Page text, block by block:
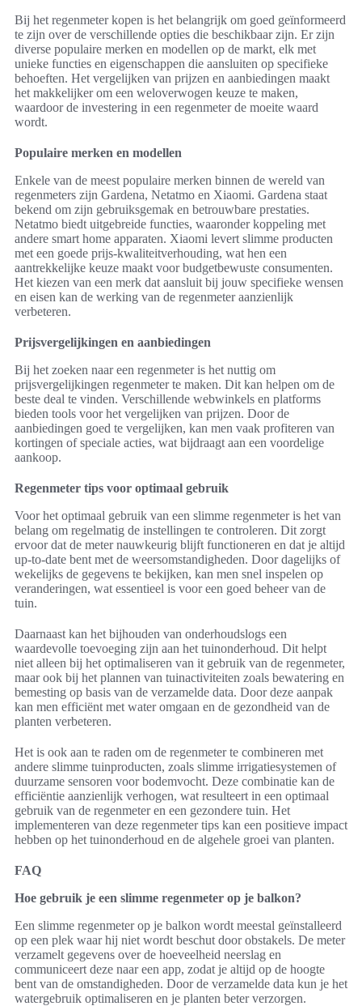
Bij het regenmeter kopen is het belangrijk om goed geïnformeerd
te zijn over de verschillende opties die beschikbaar zijn. Er zijn
diverse populaire merken en modellen op de markt, elk met
unieke functies en eigenschappen die aansluiten op specifieke
behoeften. Het vergelijken van prijzen en aanbiedingen maakt
het makkelijker om een weloverwogen keuze te maken,
waardoor de investering in een regenmeter de moeite waard
wordt.
Populaire merken en modellen
Enkele van de meest populaire merken binnen de wereld van
regenmeters zijn Gardena, Netatmo en Xiaomi. Gardena staat
bekend om zijn gebruiksgemak en betrouwbare prestaties.
Netatmo biedt uitgebreide functies, waaronder koppeling met
andere smart home apparaten. Xiaomi levert slimme producten
met een goede prijs-kwaliteitverhouding, wat hen een
aantrekkelijke keuze maakt voor budgetbewuste consumenten.
Het kiezen van een merk dat aansluit bij jouw specifieke wensen
en eisen kan de werking van de regenmeter aanzienlijk
verbeteren.
Prijsvergelijkingen en aanbiedingen
Bij het zoeken naar een regenmeter is het nuttig om
prijsvergelijkingen regenmeter te maken. Dit kan helpen om de
beste deal te vinden. Verschillende webwinkels en platforms
bieden tools voor het vergelijken van prijzen. Door de
aanbiedingen goed te vergelijken, kan men vaak profiteren van
kortingen of speciale acties, wat bijdraagt aan een voordelige
aankoop.
Regenmeter tips voor optimaal gebruik
Voor het optimaal gebruik van een slimme regenmeter is het van
belang om regelmatig de instellingen te controleren. Dit zorgt
ervoor dat de meter nauwkeurig blijft functioneren en dat je altijd
up-to-date bent met de weersomstandigheden. Door dagelijks of
wekelijks de gegevens te bekijken, kan men snel inspelen op
veranderingen, wat essentieel is voor een goed beheer van de
tuin.
Daarnaast kan het bijhouden van onderhoudslogs een
waardevolle toevoeging zijn aan het tuinonderhoud. Dit helpt
niet alleen bij het optimaliseren van it gebruik van de regenmeter,
maar ook bij het plannen van tuinactiviteiten zoals bewatering en
bemesting op basis van de verzamelde data. Door deze aanpak
kan men efficiënt met water omgaan en de gezondheid van de
planten verbeteren.
Het is ook aan te raden om de regenmeter te combineren met
andere slimme tuinproducten, zoals slimme irrigatiesystemen of
duurzame sensoren voor bodemvocht. Deze combinatie kan de
efficiëntie aanzienlijk verhogen, wat resulteert in een optimaal
gebruik van de regenmeter en een gezondere tuin. Het
implementeren van deze regenmeter tips kan een positieve impact
hebben op het tuinonderhoud en de algehele groei van planten.
FAQ
Hoe gebruik je een slimme regenmeter op je balkon?
Een slimme regenmeter op je balkon wordt meestal geïnstalleerd
op een plek waar hij niet wordt beschut door obstakels. De meter
verzamelt gegevens over de hoeveelheid neerslag en
communiceert deze naar een app, zodat je altijd op de hoogte
bent van de omstandigheden. Door de verzamelde data kun je het
watergebruik optimaliseren en je planten beter verzorgen.